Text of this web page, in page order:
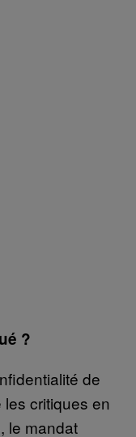
?
de
critiques en
le mandat